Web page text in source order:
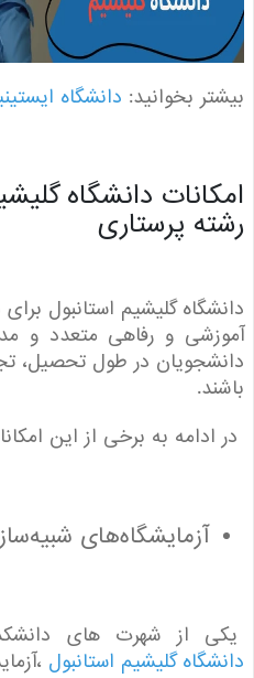
بخوانید:دانشگاه ایستینیه
دانشگاه گلیشیم
پرستاری
گلیشیم استانبول برای
و رفاهی متعدد و مدرنی
در طول تحصیل،
به برخی از این امکانات
آزمایشگاه‌های شبیه‌سازی
از شهرت های دانشکده
گلیشیم استانبول